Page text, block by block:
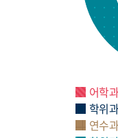
어학
학위
연수